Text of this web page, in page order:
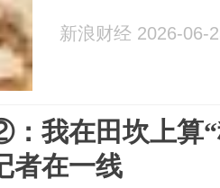
新浪财经 2026-06-
我在田坎上算
者在一线